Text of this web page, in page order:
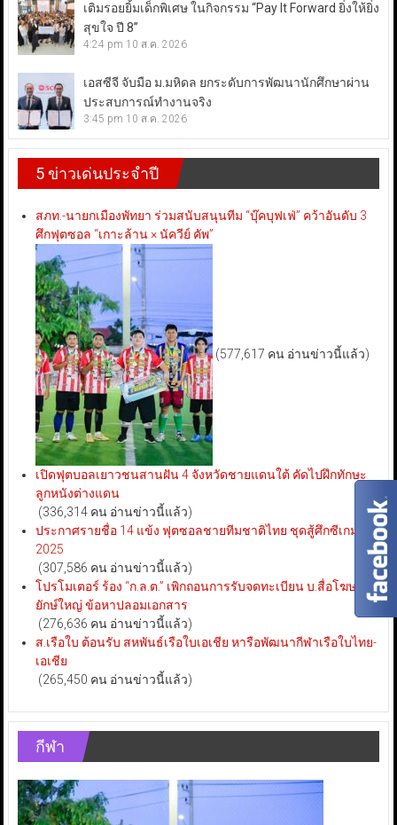
เติมรอยยิ้มเด็กพิเศษ ในกิจกรรม “Pay It Forward ยิ่งให้ยิ่ง
สุขใจ ปี 8”
4:24 pm 10 ส.ค. 2026
เอสซีจี จับมือ ม.มหิดล ยกระดับการพัฒนานักศึกษาผ่าน
ประสบการณ์ทำงานจริง
3:45 pm 10 ส.ค. 2026
5 ข่าวเด่นประจำปี
สภท.-นายกเมืองพัทยา ร่วมสนับสนุนทีม “บุ๊คบุฟเฟ่” คว้าอันดับ 3
ศึกฟุตซอล “เกาะล้าน × นัควีย์ คัพ”
(577,617 คน อ่านข่าวนี้แล้ว)
เปิดฟุตบอลเยาวชนสานฝัน 4 จังหวัดชายแดนใต้ คัดไปฝึกทักษะ
ลูกหนังต่างแดน
(336,314 คน อ่านข่าวนี้แล้ว)
ประกาศรายชื่อ 14 แข้ง ฟุตซอลชายทีมชาติไทย ชุดสู้ศึกซีเกมส์
2025
(307,586 คน อ่านข่าวนี้แล้ว)
โปรโมเตอร์ ร้อง “ก.ล.ต.” เพิกถอนการรับจดทะเบียน บ.สื่อโฆษณา
ยักษ์ใหญ่ ข้อหาปลอมเอกสาร
(276,636 คน อ่านข่าวนี้แล้ว)
ส.เรือใบ ต้อนรับ สหพันธ์เรือใบเอเชีย หารือพัฒนากีฬาเรือใบไทย-
เอเชีย
(265,450 คน อ่านข่าวนี้แล้ว)
กีฬา